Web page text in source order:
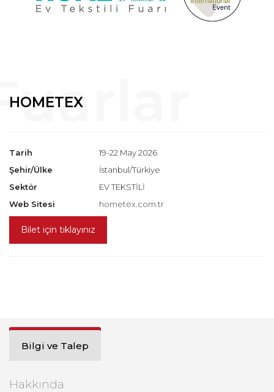
HOMETEX
Tarih
19-22 May 2026
Şehir/Ülke
İstanbul/Türkiye
Sektör
EV TEKSTİLİ
Web Sitesi
hometex.com.tr
Bilet için tıklayınız
Bilgi ve Talep
Hakkında